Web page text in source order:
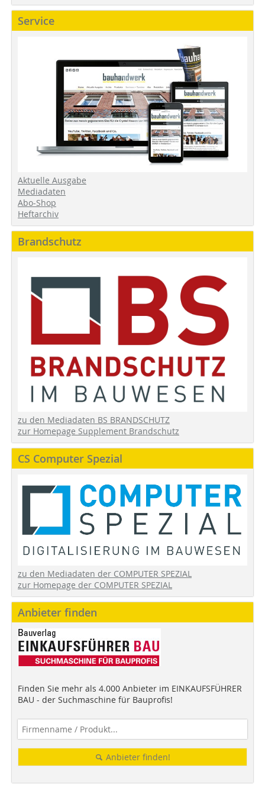
Service
Aktuelle Ausgabe
Mediadaten
Abo-Shop
Heftarchiv
Brandschutz
zu den Mediadaten BS BRANDSCHUTZ
zur Homepage Supplement Brandschutz
CS Computer Spezial
zu den Mediadaten der COMPUTER SPEZIAL
zur Homepage der COMPUTER SPEZIAL
Anbieter finden
Finden Sie mehr als 4.000 Anbieter im EINKAUFSFÜHRER
BAU - der Suchmaschine für Bauprofis!
Anbieter finden!